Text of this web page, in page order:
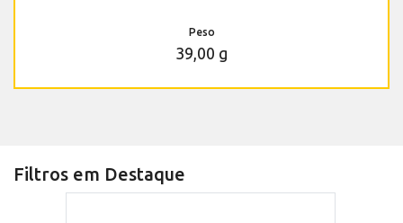
Peso
39,00 g
Filtros em Destaque